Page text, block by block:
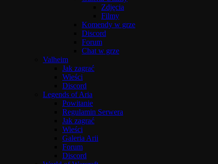
Zdjęcia
Filmy
Komendy w grze
Discord
Forum
Chat w grze
Valheim
Jak zagrać
Wieści
Discord
Legends of Aria
Powitanie
Regulamin Serwera
Jak zagrać
Wieści
Galeria Arii
Forum
Discord